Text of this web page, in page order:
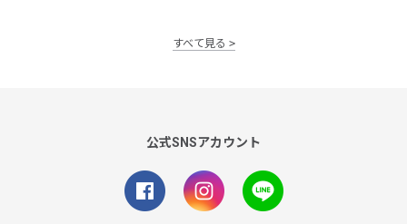
すべて見る
公式SNSアカウント